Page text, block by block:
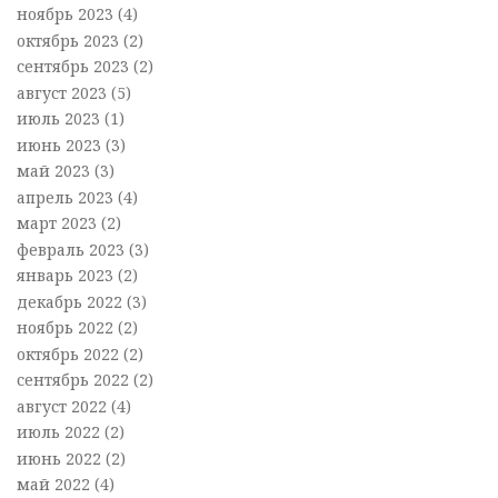
ноябрь 2023 (4)
октябрь 2023 (2)
сентябрь 2023 (2)
август 2023 (5)
июль 2023 (1)
июнь 2023 (3)
май 2023 (3)
апрель 2023 (4)
март 2023 (2)
февраль 2023 (3)
январь 2023 (2)
декабрь 2022 (3)
ноябрь 2022 (2)
октябрь 2022 (2)
сентябрь 2022 (2)
август 2022 (4)
июль 2022 (2)
июнь 2022 (2)
май 2022 (4)